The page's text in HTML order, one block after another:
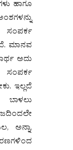
ಹಾಗೂ
ಮಾನವ
ಅದು
ಸಂಪರ್ಕ
ಇಲ್ಲದೆ
ಅನ್ನಾ,